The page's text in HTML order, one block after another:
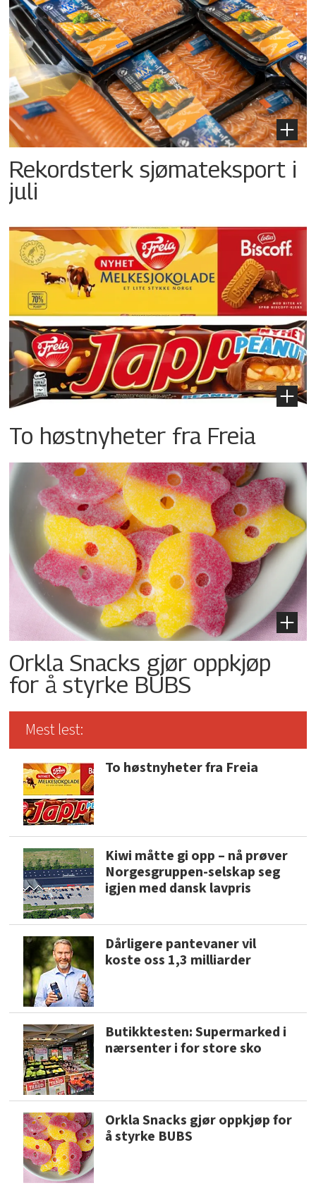
Rekordsterk sjømateksport i
juli
To høstnyheter fra Freia
Orkla Snacks gjør oppkjøp
for å styrke BUBS
Mest lest:
To høstnyheter fra Freia
Kiwi måtte gi opp – nå prøver
Norgesgruppen-selskap seg
igjen med dansk lavpris
Dårligere pantevaner vil
koste oss 1,3 milliarder
Butikktesten: Supermarked i
nærsenter i for store sko
Orkla Snacks gjør oppkjøp for
å styrke BUBS